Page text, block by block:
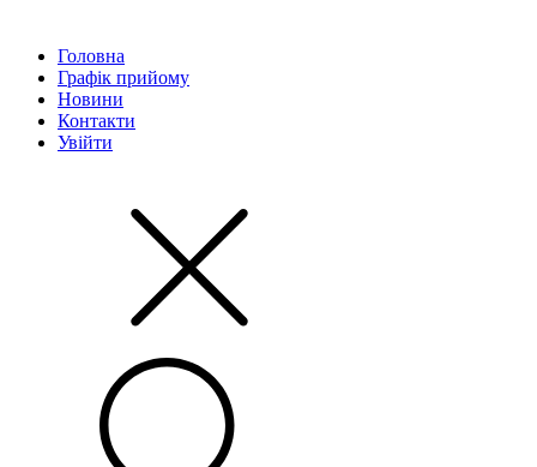
Головна
Графік прийому
Новини
Контакти
Увійти